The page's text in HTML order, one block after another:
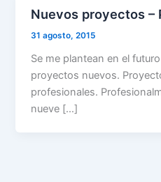
Nuevos proyectos –
31 agosto, 2015
Se me plantean en el
proyectos nuevos.
profesionales.
nueve […]